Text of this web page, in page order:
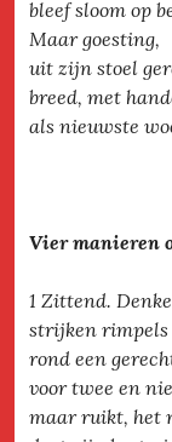
bleef sloom op
Maar goesting,
uit zijn stoel
breed, met
als nieuwste
Vier manieren
1 Zittend.
strijken
rond een
voor twee en
maar ruikt, het